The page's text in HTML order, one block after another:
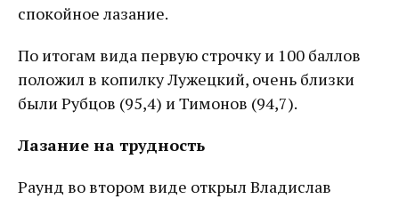
спокойное лазание.
По итогам вида первую строчку и 100 баллов
положил в копилку Лужецкий, очень близки
были Рубцов (95,4) и Тимонов (94,7).
Лазание на трудность
Раунд во втором виде открыл Владислав